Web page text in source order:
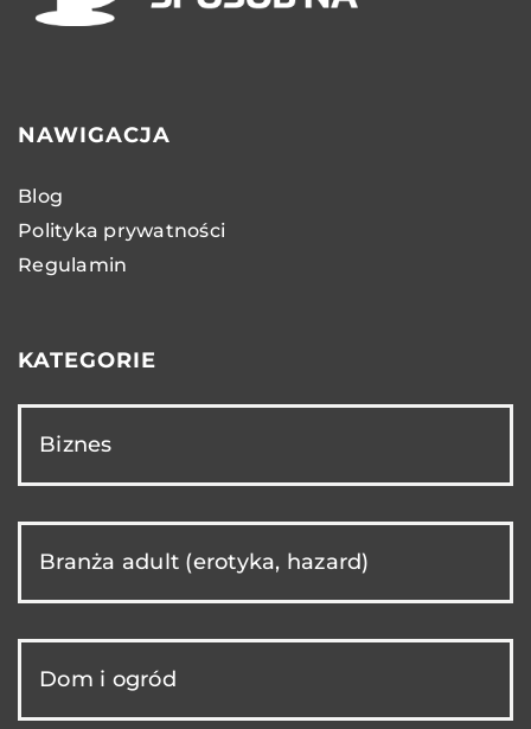
NAWIGACJA
Blog
Polityka prywatności
Regulamin
KATEGORIE
Biznes
Branża adult (erotyka, hazard)
Dom i ogród